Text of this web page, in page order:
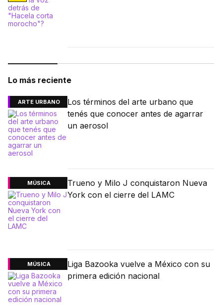
Lo más reciente
ARTE URBANO
Los términos del arte urbano que
tenés que conocer antes de agarrar
un aerosol
MÚSICA
Trueno y Milo J conquistaron Nueva
York con el cierre del LAMC
MÚSICA
Liga Bazooka vuelve a México con su
primera edición nacional